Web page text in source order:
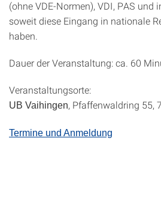
(ohne VDE-Normen), VDI, PAS und
soweit diese Eingang in nationale
haben.
Dauer der Veranstaltung: ca. 60
Veranstaltungsorte:
UB Vaihingen, Pfaffenwaldring 55,
Termine und Anmeldung